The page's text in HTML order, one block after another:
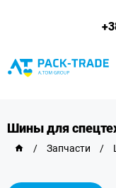
Шины для
/ Запчасти /